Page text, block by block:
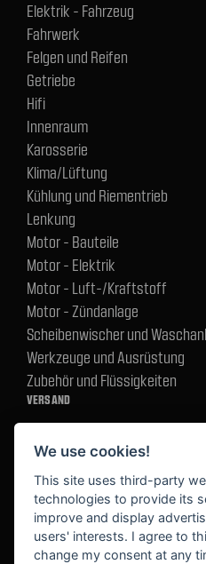
Elektrik - Fahrzeug
Fahrwerk
Felgen und Reifen
Getriebe
Hifi
Innenraum
Karosserie
Klima/Lüftung
Kühlung und Riementrieb
Lenkung
Motor - Bauteile
Motor - Elektrik
Motor - Luft-/Kraftstoff
Motor - Zündanlage
Scheibenwischer und
Werkzeuge und Ausrüstung
Zubehör und Flüssigkeiten
VERSAND
BEKANNT AUS
We use cookies!
This site uses third-party
technologies to provide its
improve and display
users' interests. I agree to
change my consent at any